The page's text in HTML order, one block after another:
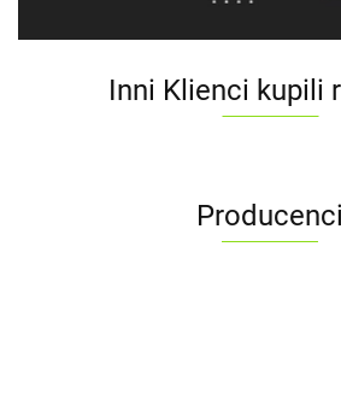
Inni Klienci kupili
Producenci